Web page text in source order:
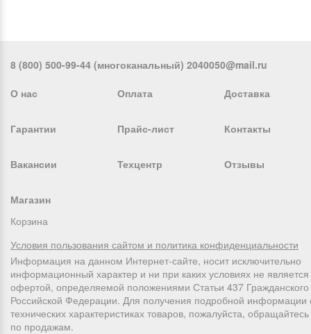
8 (800) 500-99-44 (многоканальный) 2040050@mail.ru
О нас Оплата Доставка
Гарантии Прайс-лист Контакты
Вакансии Техцентр Отзывы
Магазин
Корзина
Условия пользования сайтом и политика конфиденциальности
Информация на данном Интернет-сайте, носит исключительно
информационный характер и ни при каких условиях не
офертой, определяемой положениями Статьи 437 Гражданского
Российской Федерации. Для получения подробной информации
технических характеристиках товаров, пожалуйста,
по продажам.